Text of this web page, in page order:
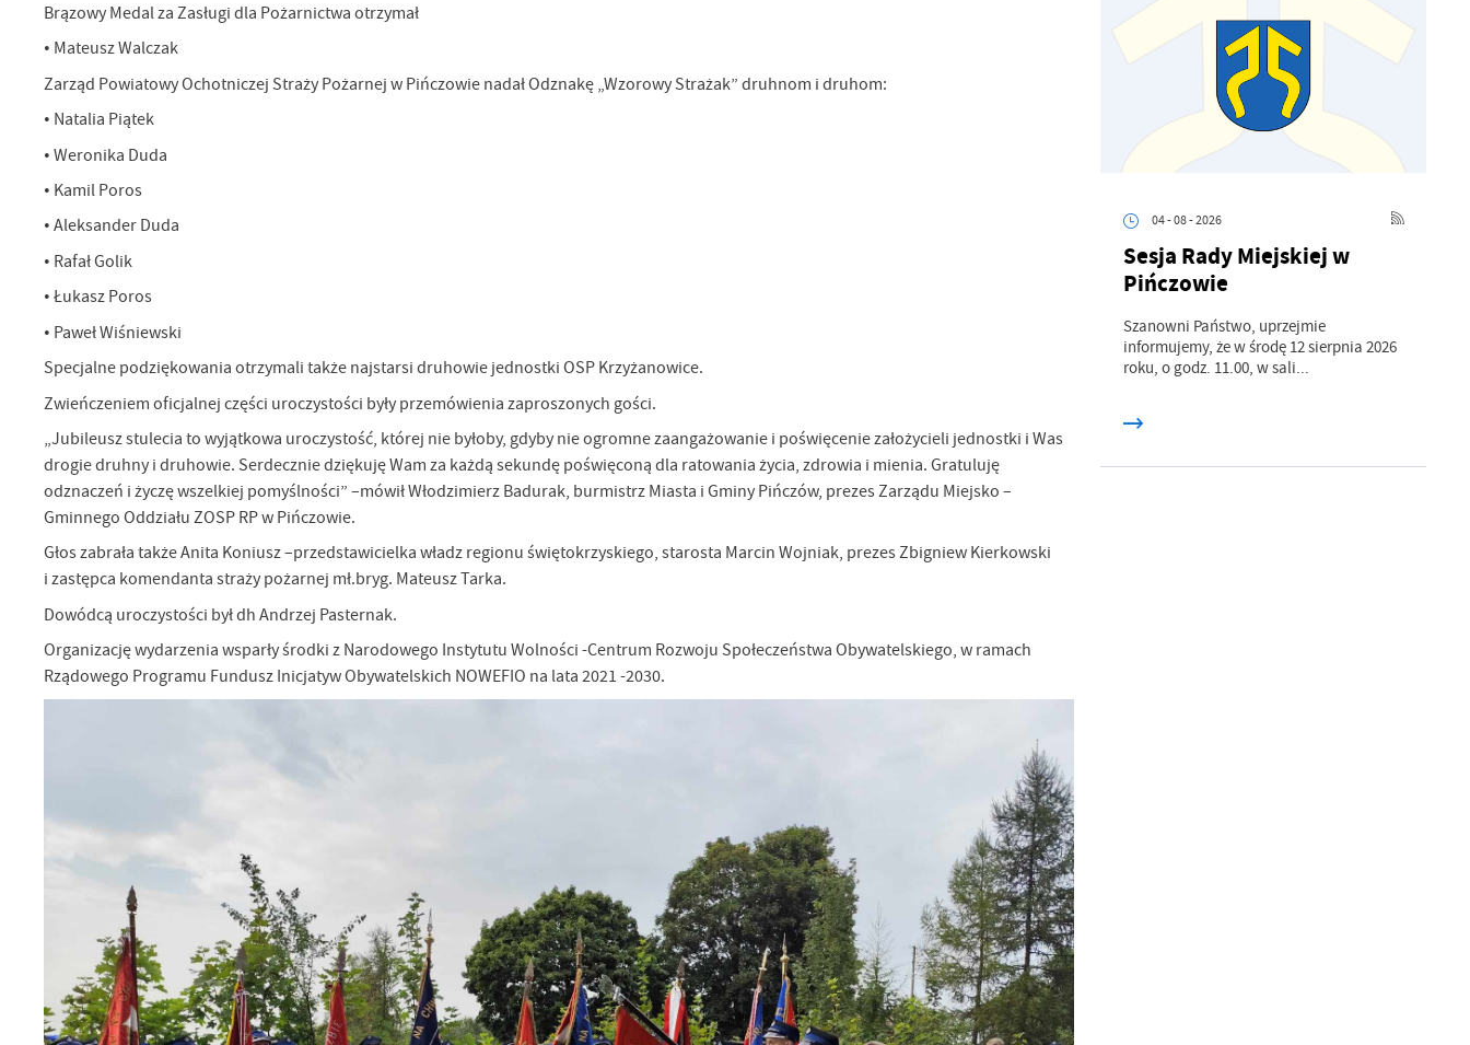
Brązowy Medal za Zasługi dla Pożarnictwa otrzymał
• Mateusz Walczak
Zarząd Powiatowy Ochotniczej Straży Pożarnej w Pińczowie nadał Odznakę „Wzorowy Strażak” druhnom i druhom:
• Natalia Piątek
• Weronika Duda
• Kamil Poros
• Aleksander Duda
• Rafał Golik
• Łukasz Poros
• Paweł Wiśniewski
Specjalne podziękowania otrzymali także najstarsi druhowie jednostki OSP Krzyżanowice.
Zwieńczeniem oficjalnej części uroczystości były przemówienia zaproszonych gości.
„Jubileusz stulecia to wyjątkowa uroczystość, której nie byłoby, gdyby nie ogromne zaangażowanie i poświęcenie założycieli jednostki i Was
drogie druhny i druhowie. Serdecznie dziękuję Wam za każdą sekundę poświęconą dla ratowania życia, zdrowia i mienia. Gratuluję
odznaczeń i życzę wszelkiej pomyślności” –mówił Włodzimierz Badurak, burmistrz Miasta i Gminy Pińczów, prezes Zarządu Miejsko –
Gminnego Oddziału ZOSP RP w Pińczowie.
Głos zabrała także Anita Koniusz –przedstawicielka władz regionu świętokrzyskiego, starosta Marcin Wojniak, prezes Zbigniew Kierkowski
i zastępca komendanta straży pożarnej mł.bryg. Mateusz Tarka.
Dowódcą uroczystości był dh Andrzej Pasternak.
Organizację wydarzenia wsparły środki z Narodowego Instytutu Wolności -Centrum Rozwoju Społeczeństwa Obywatelskiego, w ramach
Rządowego Programu Fundusz Inicjatyw Obywatelskich NOWEFIO na lata 2021 -2030.
04 - 08 - 2026
Sesja Rady Miejskiej w
Pińczowie
Szanowni Państwo, uprzejmie
informujemy, że w środę 12 sierpnia 2026
roku, o godz. 11.00, w sali...
Szanujemy Twoją prywatność. Możesz zmienić ustawienia cookies lub zaakceptować je
wszystkie. W dowolnym momencie możesz dokonać zmiany swoich ustawień.
Niezbędne
Niezbędne pliki cookies służą do prawidłowego funkcjonowania strony internetowej i
umożliwiają Ci komfortowe korzystanie z oferowanych przez nas usług.
Pliki cookies odpowiadają na podejmowane przez Ciebie działania w celu m.in. dostosowania
Więcej